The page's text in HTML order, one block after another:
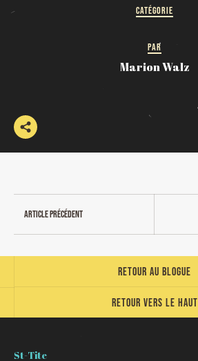
CATÉGORIE
PAR
Marion Walz
Article précédent
Retour vers le haut
Retour au blogue
St-Tite